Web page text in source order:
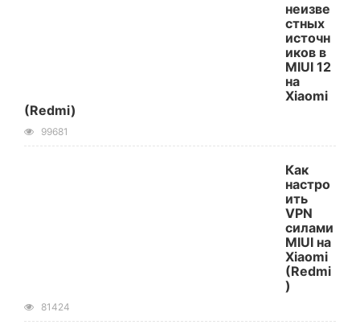
неизве
стных
источн
иков в
MIUI 12
на
Xiaomi
(Redmi)
99681
Как
настро
ить
VPN
силами
MIUI на
Xiaomi
(Redmi
)
81424